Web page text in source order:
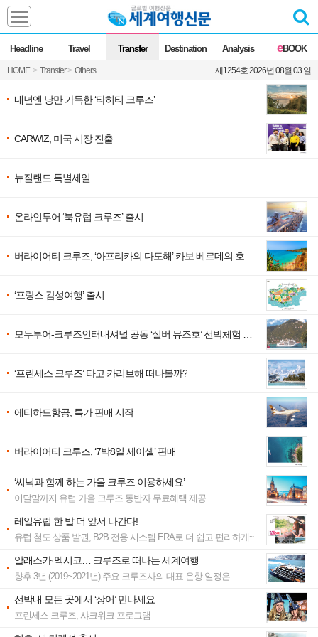
Headline Travel Transfer Destination Analysis eBOOK
HOME > Transfer > Others 제1254호 2026년 08월 03 일
Headline
전체 News
Commentary Opinion
Focus Marketing
Travel
Transfer
내년엔 낭만 가득한 ‘타히티 크루즈’
CARWIZ, 미국 시장 진출
뉴질랜드 특별세일
온라인투어 ‘북유럽 크루즈’ 출시
버라이어티 크루즈, ‘아프리카의 다도해’ 카보 베르데의 호핑
‘프랑스 감성여행’ 출시
모두투어-크루즈인터내셔널 공동 ‘실버 뮤즈호’ 선박체험 행
‘프린세스 크루즈’ 타고 카리브해 떠나볼까?
에티하드항공, 특가 판매 시작
버라이어티 크루즈, ‘7박8일 세이셸’ 판매
‘씨닉과 함께 하는 가을 크루즈 이용하세요’
이달말까지 유럽 가을 크루즈 동반자 무료혜택 제공
레일유럽 한 발 더 앞서 나간다!
유럽 철도 상품 발권, B2B 전용 시스템 ERA로 더 쉽고 편리하게~
알래스카·멕시코… 크루즈로 떠나는 세계여행
향후 3년 (2019~2021년) 주요 크루즈사의 대표 운항 일정은…
선박내 모든 곳에서 ‘상어’ 만나세요
프린세스 크루즈, 샤크위크 프로그램